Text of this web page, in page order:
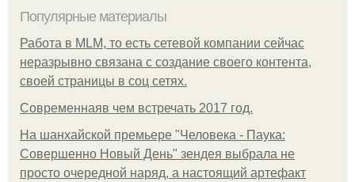
Популярные материалы
Работа в MLM, то есть сетевой компании сейчас
неразрывно связана с создание своего контента,
своей страницы в соц сетях.
Современнаяв чем встречать 2017 год.
На шанхайской премьере "Человека - Паука:
Совершенно Новый День" зендея выбрала не
просто очередной наряд, а настоящий артефакт